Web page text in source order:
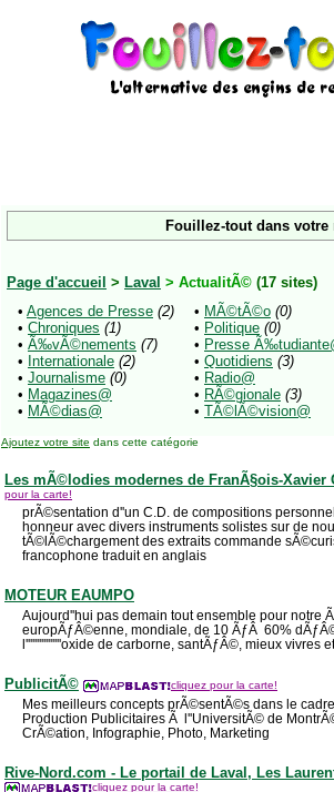
Fouillez-tout dans votre
Page d'accueil > Laval > ActualitÃ© (17 sites)
• Agences de Presse (2)
• Chroniques (1)
• Ã‰vÃ©nements (7)
• Internationale (2)
• Journalisme (0)
• Magazines@
• MÃ©dias@
• MÃ©tÃ©o (0)
• Politique (0)
• Presse
• Quotidiens (3)
• Radio@
• RÃ©gionale (3)
• TÃ©lÃ©vision@
Ajoutez votre site dans cette catégorie
Les mÃ©lodies modernes de FranÃ§ois-Xavier
pour la carte!
prÃ©sentation d''un C.D. de compositions
honneur avec divers instruments solistes sur de
tÃ©lÃ©chargement des extraits commande
francophone traduit en anglais
MOTEUR EAUMPO
Aujourd''hui pas demain tout ensemble pour notre
europÃƒÂ©enne, mondiale, de 10 ÃƒÂ 60%
l''''''''''''''''oxide de carborne, santÃƒÂ©, mieux vivres
PublicitÃ© cliquez pour la carte!
Mes meilleurs concepts prÃ©sentÃ©s dans le
Production Publicitaires Ã l''UniversitÃ© de
CrÃ©ation, Infographie, Photo, Marketing
Rive-Nord.com - Le portail de Laval, Les
cliquez pour la carte!